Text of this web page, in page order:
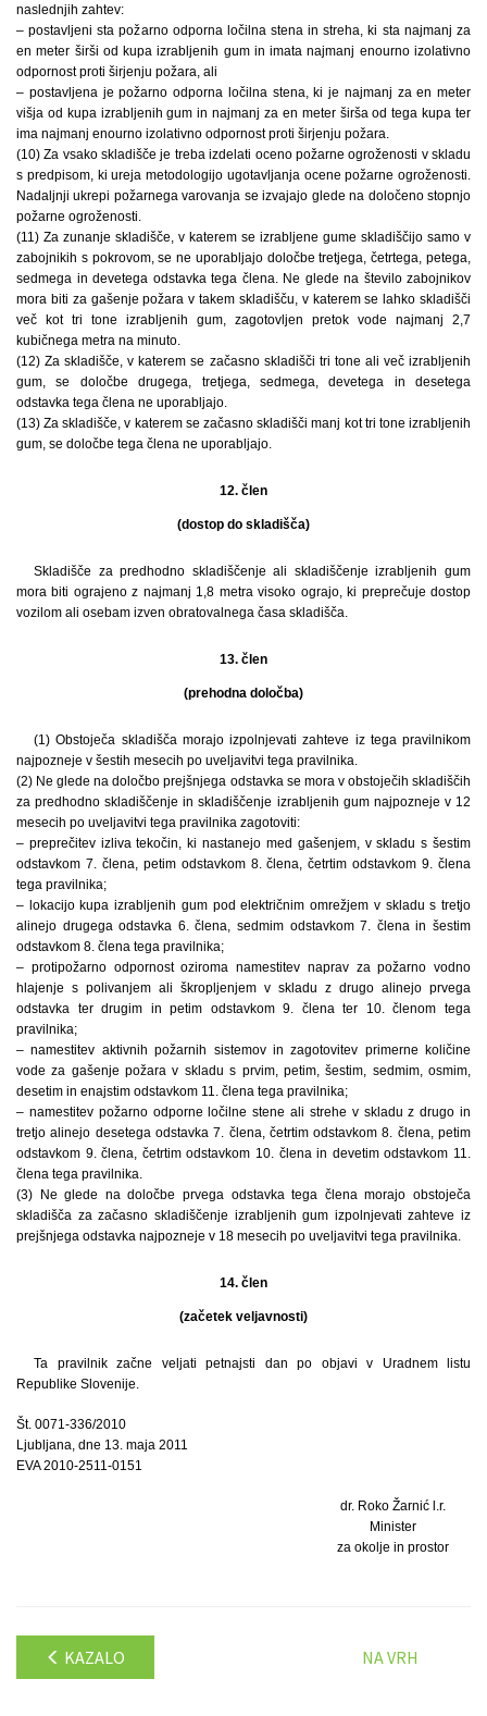
naslednjih zahtev:
– postavljeni sta požarno odporna ločilna stena in streha, ki sta najmanj za
en meter širši od kupa izrabljenih gum in imata najmanj enourno izolativno
odpornost proti širjenju požara, ali
– postavljena je požarno odporna ločilna stena, ki je najmanj za en meter
višja od kupa izrabljenih gum in najmanj za en meter širša od tega kupa ter
ima najmanj enourno izolativno odpornost proti širjenju požara.
(10) Za vsako skladišče je treba izdelati oceno požarne ogroženosti v skladu
s predpisom, ki ureja metodologijo ugotavljanja ocene požarne ogroženosti.
Nadaljnji ukrepi požarnega varovanja se izvajajo glede na določeno stopnjo
požarne ogroženosti.
(11) Za zunanje skladišče, v katerem se izrabljene gume skladiščijo samo v
zabojnikih s pokrovom, se ne uporabljajo določbe tretjega, četrtega, petega,
sedmega in devetega odstavka tega člena. Ne glede na število zabojnikov
mora biti za gašenje požara v takem skladišču, v katerem se lahko skladišči
več kot tri tone izrabljenih gum, zagotovljen pretok vode najmanj 2,7
kubičnega metra na minuto.
(12) Za skladišče, v katerem se začasno skladišči tri tone ali več izrabljenih
gum, se določbe drugega, tretjega, sedmega, devetega in desetega
odstavka tega člena ne uporabljajo.
(13) Za skladišče, v katerem se začasno skladišči manj kot tri tone izrabljenih
gum, se določbe tega člena ne uporabljajo.
12. člen
(dostop do skladišča)
Skladišče za predhodno skladiščenje ali skladiščenje izrabljenih gum
mora biti ograjeno z najmanj 1,8 metra visoko ograjo, ki preprečuje dostop
vozilom ali osebam izven obratovalnega časa skladišča.
13. člen
(prehodna določba)
(1) Obstoječa skladišča morajo izpolnjevati zahteve iz tega pravilnikom
najpozneje v šestih mesecih po uveljavitvi tega pravilnika.
(2) Ne glede na določbo prejšnjega odstavka se mora v obstoječih skladiščih
za predhodno skladiščenje in skladiščenje izrabljenih gum najpozneje v 12
mesecih po uveljavitvi tega pravilnika zagotoviti:
– preprečitev izliva tekočin, ki nastanejo med gašenjem, v skladu s šestim
odstavkom 7. člena, petim odstavkom 8. člena, četrtim odstavkom 9. člena
tega pravilnika;
– lokacijo kupa izrabljenih gum pod električnim omrežjem v skladu s tretjo
alinejo drugega odstavka 6. člena, sedmim odstavkom 7. člena in šestim
odstavkom 8. člena tega pravilnika;
– protipožarno odpornost oziroma namestitev naprav za požarno vodno
hlajenje s polivanjem ali škropljenjem v skladu z drugo alinejo prvega
odstavka ter drugim in petim odstavkom 9. člena ter 10. členom tega
pravilnika;
– namestitev aktivnih požarnih sistemov in zagotovitev primerne količine
vode za gašenje požara v skladu s prvim, petim, šestim, sedmim, osmim,
desetim in enajstim odstavkom 11. člena tega pravilnika;
– namestitev požarno odporne ločilne stene ali strehe v skladu z drugo in
tretjo alinejo desetega odstavka 7. člena, četrtim odstavkom 8. člena, petim
odstavkom 9. člena, četrtim odstavkom 10. člena in devetim odstavkom 11.
člena tega pravilnika.
(3) Ne glede na določbe prvega odstavka tega člena morajo obstoječa
skladišča za začasno skladiščenje izrabljenih gum izpolnjevati zahteve iz
prejšnjega odstavka najpozneje v 18 mesecih po uveljavitvi tega pravilnika.
14. člen
(začetek veljavnosti)
Ta pravilnik začne veljati petnajsti dan po objavi v Uradnem listu
Republike Slovenije.
Št. 0071-336/2010
Ljubljana, dne 13. maja 2011
EVA 2010-2511-0151
dr. Roko Žarnić l.r.
Minister
za okolje in prostor
KAZALO NA VRH